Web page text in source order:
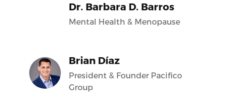
Dr. Barbara D. Barros
Mental Health & Menopause
Brian Díaz
President & Founder Pacifico
Group